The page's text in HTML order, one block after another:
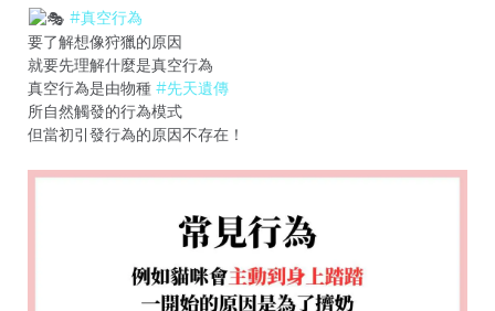
#真空行為
要了解想像狩獵的原因
就要先理解什麼是真空行為
真空行為是由物種 #先天遺傳
所自然觸發的行為模式
但當初引發行為的原因不存在！